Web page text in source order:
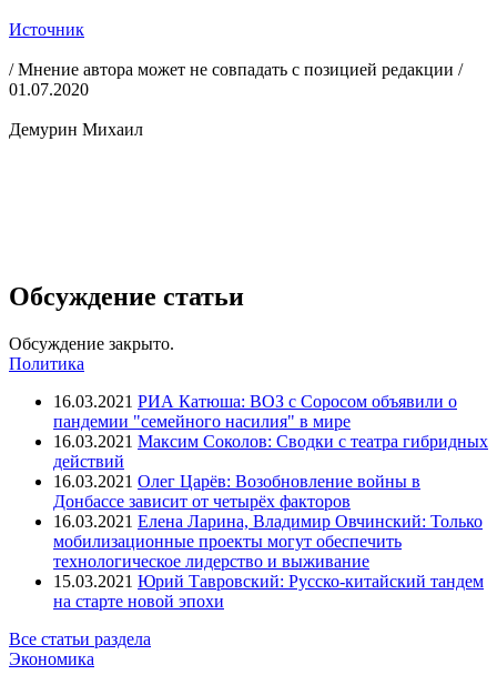
Источник
/ Мнение автора может не совпадать с позицией редакции /
01.07.2020
Демурин Михаил
Обсуждение статьи
Обсуждение закрыто.
Политика
16.03.2021 РИА Катюша: ВОЗ с Соросом объявили о
пандемии "семейного насилия" в мире
16.03.2021 Максим Соколов: Сводки с театра гибридных
действий
16.03.2021 Олег Царёв: Возобновление войны в
Донбассе зависит от четырёх факторов
16.03.2021 Елена Ларина, Владимир Овчинский: Только
мобилизационные проекты могут обеспечить
технологическое лидерство и выживание
15.03.2021 Юрий Тавровский: Русско-китайский тандем
на старте новой эпохи
Все статьи раздела
Экономика